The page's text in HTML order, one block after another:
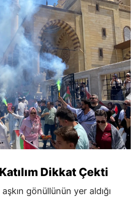
Dikkat Çekti
gönüllünün yer aldığı